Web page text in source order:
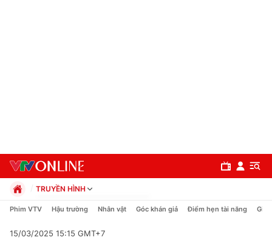
TRUYỀN HÌNH
Chính trị
Pháp luật
Phim VTV Hậu trường Nhân vật Góc khán giả Điểm hẹn tài năng Giải
15/03/2025 15:15 GMT+7